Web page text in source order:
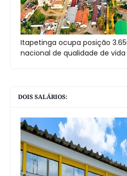
Itapetinga ocupa posição
nacional de qualidade de vida
DOIS SALÁRIOS: